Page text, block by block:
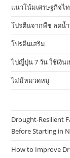
แนวโน้มเศรษฐกิจไ
โปรตีนจากพืช ลดน้
โปรตีนเสริม
ไปญี่ปุ่น 7 วัน ใช้เงิน
ไม่มีหมวดหมู่
Drought-Resilient
Before Starting in
How to Improve